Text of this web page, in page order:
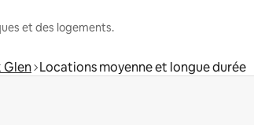
et des logements.
Glen Locations moyenne et longue durée